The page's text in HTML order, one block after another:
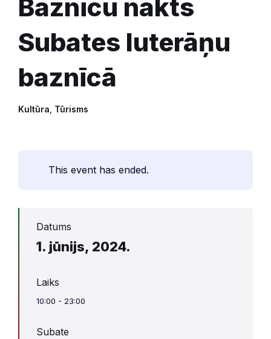
Baznīcu nakts
Subates luterāņu
baznīcā
Kultūra Tūrisms
This event has ended.
Datums
1. jūnijs, 2024.
Laiks
10:00 - 23:00
Subate